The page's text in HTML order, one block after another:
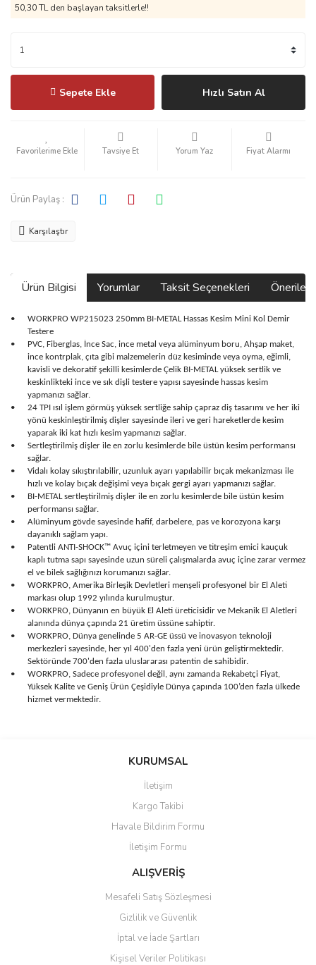
50,30 TL den başlayan taksitlerle!!
Sepete Ekle Hızlı Satın Al
Tavsiye Et Yorum Yaz Fiyat Alarmı
Ürün Paylaş :
Karşılaştır
Ürün Bilgisi Yorumlar Taksit Seçenekleri
•
WORKPRO WP215023 250mm BI-METAL Hassas Kesim Mini Kol Demir
Testere
•
PVC, Fiberglas, İnce Sac, ince metal veya alüminyum boru, Ahşap maket,
ince kontrplak, çıta gibi malzemelerin düz kesiminde veya oyma, eğimli,
kavisli ve dekoratif şekilli kesimlerde Çelik BI-METAL yüksek sertlik ve
keskinlikteki ince ve sık dişli testere yapısı sayesinde hassas kesim
yapmanızı sağlar.
•
24 TPI ısıl işlem görmüş yüksek sertliğe sahip çapraz diş tasarımı ve her iki
yönü keskinleştirilmiş dişler sayesinde ileri ve geri hareketlerde kesim
yaparak iki kat hızlı kesim yapmanızı sağlar.
•
Sertleştirilmiş dişler ile en zorlu kesimlerde bile üstün kesim performansı
sağlar.
•
Vidalı kolay sıkıştırılabilir, uzunluk ayarı yapılabilir bıçak mekanizması ile
hızlı ve kolay bıçak değişimi veya bıçak gergi ayarı yapmanızı sağlar.
•
BI-METAL sertleştirilmiş dişler ile en zorlu kesimlerde bile üstün kesim
performansı sağlar.
•
Alüminyum gövde sayesinde hafif, darbelere, pas ve korozyona karşı
dayanıklı sağlam yapı.
•
Patentli ANTI-SHOCK™ Avuç içini terletmeyen ve titreşim emici kauçuk
kaplı tutma sapı sayesinde uzun süreli çalışmalarda avuç içine zarar vermez
el ve bilek sağlığınızı korumanızı sağlar.
•
WORKPRO, Amerika Birleşik Devletleri menşeli profesyonel bir El Aleti
markası olup 1992 yılında kurulmuştur.
•
WORKPRO, Dünyanın en büyük El Aleti üreticisidir ve Mekanik El Aletleri
alanında dünya çapında 21 üretim üssüne sahiptir.
•
WORKPRO, Dünya genelinde 5 AR-GE üssü ve inovasyon teknoloji
merkezleri sayesinde, her yıl 400'den fazla yeni ürün geliştirmektedir.
Sektöründe 700'den fazla uluslararası patentin de sahibidir.
•
WORKPRO, Sadece profesyonel değil, aynı zamanda Rekabetçi Fiyat,
Yüksek Kalite ve Geniş Ürün Çeşidiyle Dünya çapında 100’den fazla ülkede
hizmet vermektedir.
Bu ürüne ilk yorumu siz yapın!
Ürün resmi kalitesiz, bozuk veya görüntülenemiyor.
Ürün açıklamasında eksik bilgiler bulunuyor.
Ürün bilgilerinde hatalar bulunuyor.
Ürün fiyatı diğer sitelerden daha pahalı.
KURUMSAL
İletişim
Kargo Takibi
Havale Bildirim Formu
İletişim Formu
ALIŞVERİŞ
Mesafeli Satış Sözleşmesi
Gizlilik ve Güvenlik
İptal ve İade Şartları
Kişisel Veriler Politikası